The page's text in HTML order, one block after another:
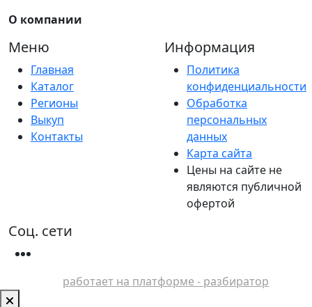
О компании
Меню
Главная
Каталог
Регионы
Выкуп
Контакты
Информация
Политика
конфиденциальности
Обработка
персональных
данных
Карта сайта
Цены на сайте не
являются публичной
офертой
Соц. сети
работает на платформе - разбиратор